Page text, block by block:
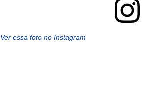
Ver essa foto no Instagram